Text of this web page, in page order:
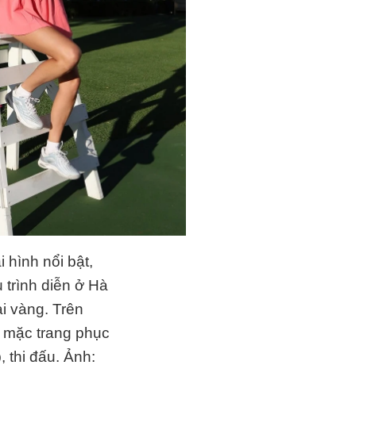
hình nổi bật,
trình diễn ở Hà
vàng. Trên
trang phục
thi đấu. Ảnh: